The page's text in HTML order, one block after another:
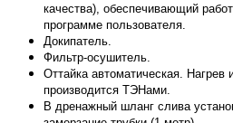
качества), обеспечивающий
программе пользователя.
Докипатель.
Фильтр-осушитель.
Оттайка автоматическая. Нагрев
производится ТЭНами.
В дренажный шланг слива